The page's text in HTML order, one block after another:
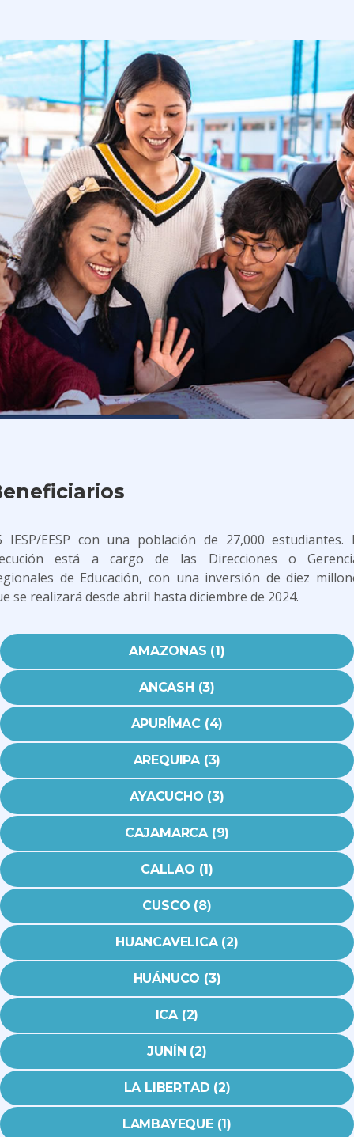
IESP/EESP con una población de 27,000 estudiantes.
está a cargo de las Direcciones o
de Educación, con una inversión de diez
se realizará desde abril hasta diciembre de 2024.
AMAZONAS (1)
ANCASH (3)
APURÍMAC (4)
AREQUIPA (3)
AYACUCHO (3)
CAJAMARCA (9)
CALLAO (1)
CUSCO (8)
HUANCAVELICA (2)
HUÁNUCO (3)
ICA (2)
JUNÍN (2)
LA LIBERTAD (2)
LAMBAYEQUE (1)